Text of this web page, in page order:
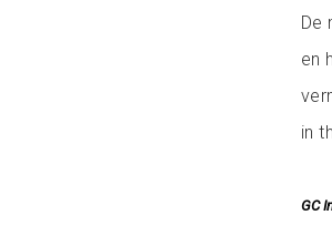
De
en
in
GC